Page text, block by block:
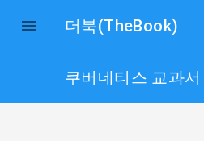
 더북(TheBook)
쿠버네티스 교과서